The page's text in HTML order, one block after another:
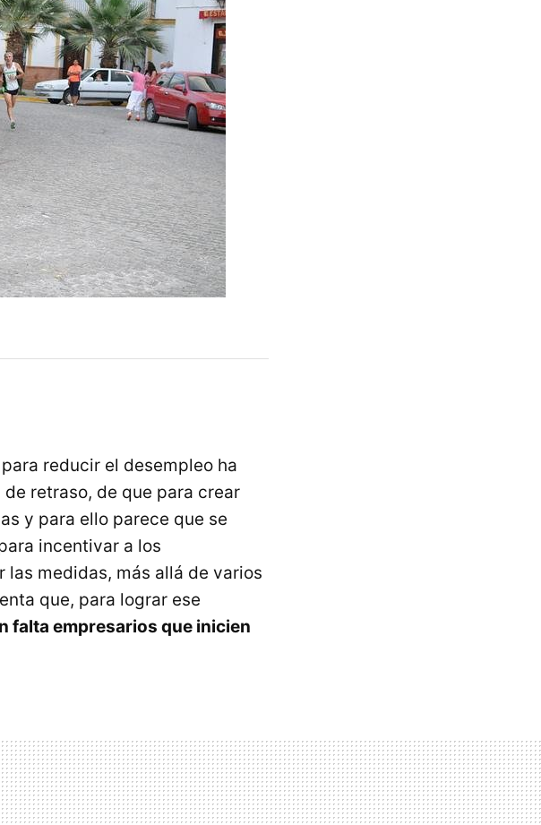
reducir el desempleo ha
retraso, de que para crear
y para ello parece que se
incentivar a los
las medidas, más allá de varios
que, para lograr ese
falta empresarios que inicien